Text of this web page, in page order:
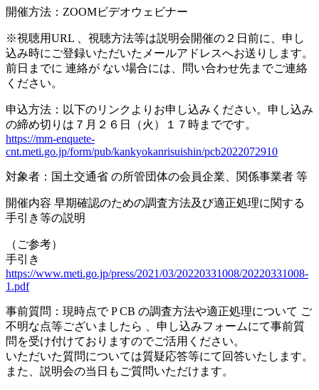
開催方法：ZOOMビデオウェビナー
※視聴用URL 、視聴方法等は説明会開催の２日前に、申し
込み時にご登録いただいたメールアドレスへお送りします。
前日までに 連絡が ない場合には、問い合わせ先までご連絡
ください。
申込方法：以下のリンクよりお申し込みください。申し込み
の締め切りは７月２６日（火）１７時までです。
https://mm-enquete-
cnt.meti.go.jp/form/pub/kankyokanrisuishin/pcb2022072910
対象者：国土交通省 の所管団体の会員企業、関係事業者 等
開催内容 早期確認のための調査方法及び適正処理に関する
手引き等の説明
（ご参考）
手引き
https://www.meti.go.jp/press/2021/03/20220331008/20220331008-
1.pdf
事前質問：現時点で P CB の調査方法や適正処理について ご
不明な点等ございましたら 、申し込みフォームにて事前質
問を受け付けておりますのでご活用ください。
いただいた質問については質疑応答等にて回答いたします。
また、説明会の当日もご質問いただけます。